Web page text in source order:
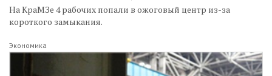
На КраМЗе 4 рабочих попали в ожоговый центр из-за
короткого замыкания.
Экономика